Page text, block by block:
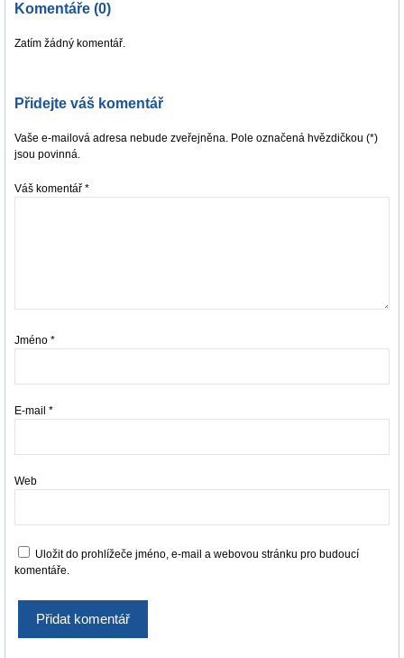
Komentáře (0)
Zatím žádný komentář.
Přidejte váš komentář
Vaše e-mailová adresa nebude zveřejněna. Pole označená hvězdičkou (*)
jsou povinná.
Váš komentář *
Jméno *
E-mail *
Web
Uložit do prohlížeče jméno, e-mail a webovou stránku pro budoucí
komentáře.